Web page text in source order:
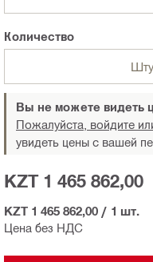
Количество
Вы не можете видеть
Пожалуйста, войдите
увидеть цены с вашей
Цена без НДС
KZT 1 465 862,00
KZT 1 465 862,00 / 1 шт.